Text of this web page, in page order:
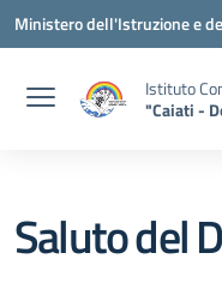
Vai ai contenuti
Vai al menu di navigazione
Vai al footer
Ministero dell'Istruzione e
Istituto
"Caiati -
Saluto del